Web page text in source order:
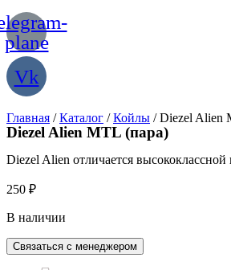
plane
Vk
Главная /Каталог /Койлы / Diezel Alien
Diezel Alien MTL (пара)
Diezel Alien отличается
250 ₽
В наличии
Связаться с менеджером